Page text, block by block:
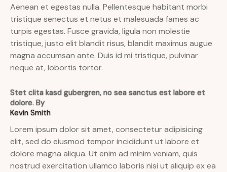
Aenean et egestas nulla. Pellentesque habitant morbi
tristique senectus et netus et malesuada fames ac
turpis egestas. Fusce gravida, ligula non molestie
tristique, justo elit blandit risus, blandit maximus augue
magna accumsan ante. Duis id mi tristique, pulvinar
neque at, lobortis tortor.
Stet clita kasd gubergren, no sea sanctus est labore et
dolore. By
Kevin Smith
Lorem ipsum dolor sit amet, consectetur adipisicing
elit, sed do eiusmod tempor incididunt ut labore et
dolore magna aliqua. Ut enim ad minim veniam, quis
nostrud exercitation ullamco laboris nisi ut aliquip ex ea